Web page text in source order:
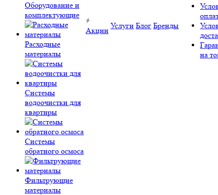
Оборудование и
комплектующие
Расходные
материалы
Системы
водоочистки для
квартиры
Системы
обратного осмоса
Фильтрующие
материалы
Акции
Услуги Блог Бренды
на